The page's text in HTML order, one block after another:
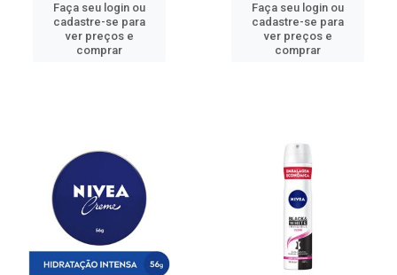
Faça seu login ou
cadastre-se para
ver preços e
comprar
Faça seu login ou
cadastre-se para
ver preços e
comprar